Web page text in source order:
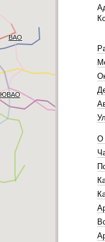
ЮВАО
ВАО
О